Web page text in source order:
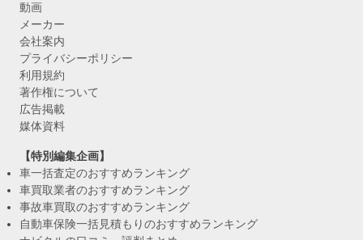
動画
メーカー
会社案内
プライバシーポリシー
利用規約
著作権について
広告掲載
媒体資料
【特別編集企画】
車一括査定のおすすめランキング
車買取業者のおすすめランキング
事故車買取のおすすめランキング
自動車保険一括見積もりのおすすめランキング